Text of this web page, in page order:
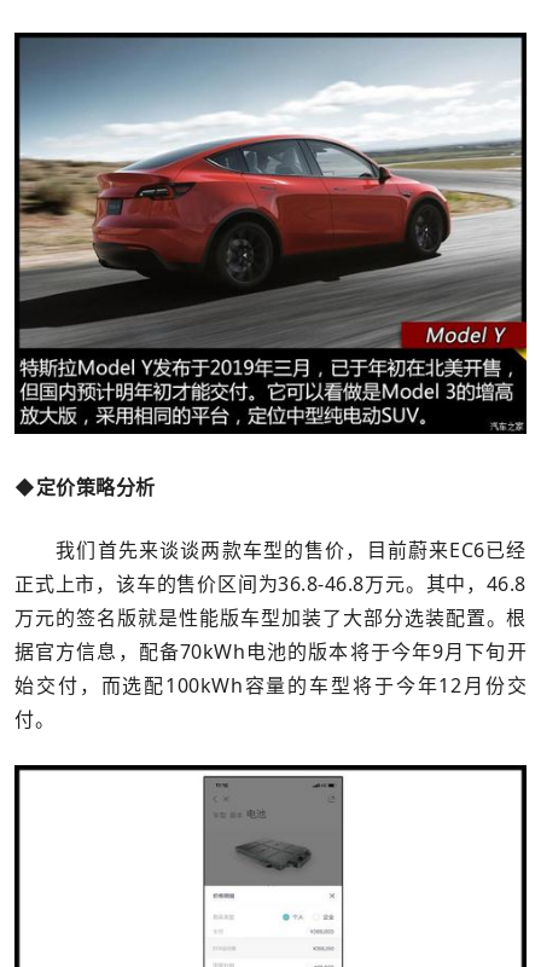
◆定价策略分析
我们首先来谈谈两款车型的售价，目前蔚来EC6已经
正式上市，该车的售价区间为36.8-46.8万元。其中，46.8
万元的签名版就是性能版车型加装了大部分选装配置。根
据官方信息，配备70kWh电池的版本将于今年9月下旬开
始交付，而选配100kWh容量的车型将于今年12月份交
付。